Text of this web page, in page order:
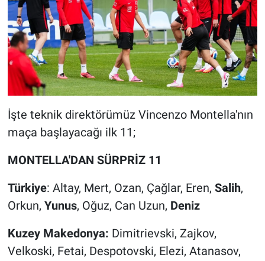
İşte teknik direktörümüz Vincenzo Montella'nın
maça başlayacağı ilk 11;
MONTELLA'DAN SÜRPRİZ 11
Türkiye: Altay, Mert, Ozan, Çağlar, Eren, Salih,
Orkun, Yunus, Oğuz, Can Uzun, Deniz
Kuzey Makedonya: Dimitrievski, Zajkov,
Velkoski, Fetai, Despotovski, Elezi, Atanasov,